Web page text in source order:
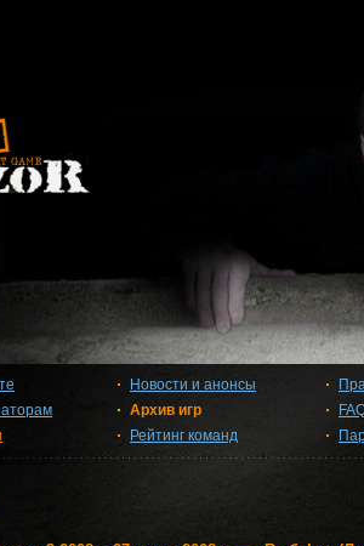
Новости и анонсы
Архив игр
Рейтинг команд